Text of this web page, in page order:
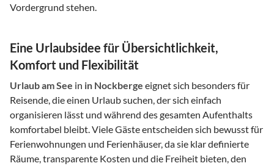
Vordergrund stehen.
Eine Urlaubsidee für Übersichtlichkeit,
Komfort und Flexibilität
Urlaub am See in in Nockberge eignet sich besonders für
Reisende, die einen Urlaub suchen, der sich einfach
organisieren lässt und während des gesamten Aufenthalts
komfortabel bleibt. Viele Gäste entscheiden sich bewusst für
Ferienwohnungen und Ferienhäuser, da sie klar definierte
Räume, transparente Kosten und die Freiheit bieten, den